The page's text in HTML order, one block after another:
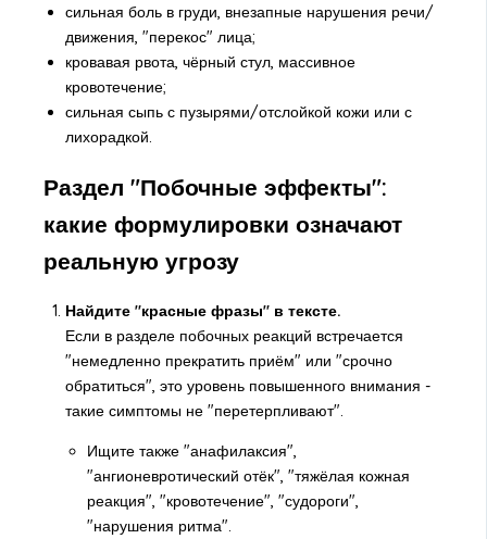
сильная боль в груди, внезапные нарушения речи/
движения, "перекос" лица;
кровавая рвота, чёрный стул, массивное
кровотечение;
сильная сыпь с пузырями/отслойкой кожи или с
лихорадкой.
Раздел "Побочные эффекты":
какие формулировки означают
реальную угрозу
Найдите "красные фразы" в тексте.
Если в разделе побочных реакций встречается
"немедленно прекратить приём" или "срочно
обратиться", это уровень повышенного внимания -
такие симптомы не "перетерпливают".
Ищите также "анафилаксия",
"ангионевротический отёк", "тяжёлая кожная
реакция", "кровотечение", "судороги",
"нарушения ритма".